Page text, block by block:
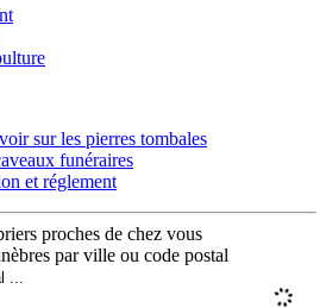
sur les pierres tombales
funéraires
et réglement
proches de chez vous
par ville ou code postal